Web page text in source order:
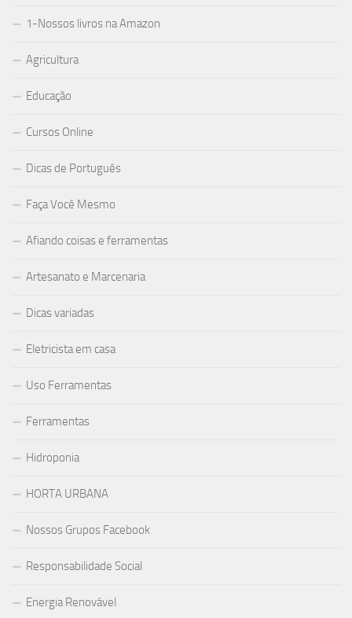
1-Nossos livros na Amazon
Agricultura
Educação
Cursos Online
Dicas de Português
Faça Você Mesmo
Afiando coisas e ferramentas
Artesanato e Marcenaria
Dicas variadas
Eletricista em casa
Uso Ferramentas
Ferramentas
Hidroponia
HORTA URBANA
Nossos Grupos Facebook
Responsabilidade Social
Energia Renovável